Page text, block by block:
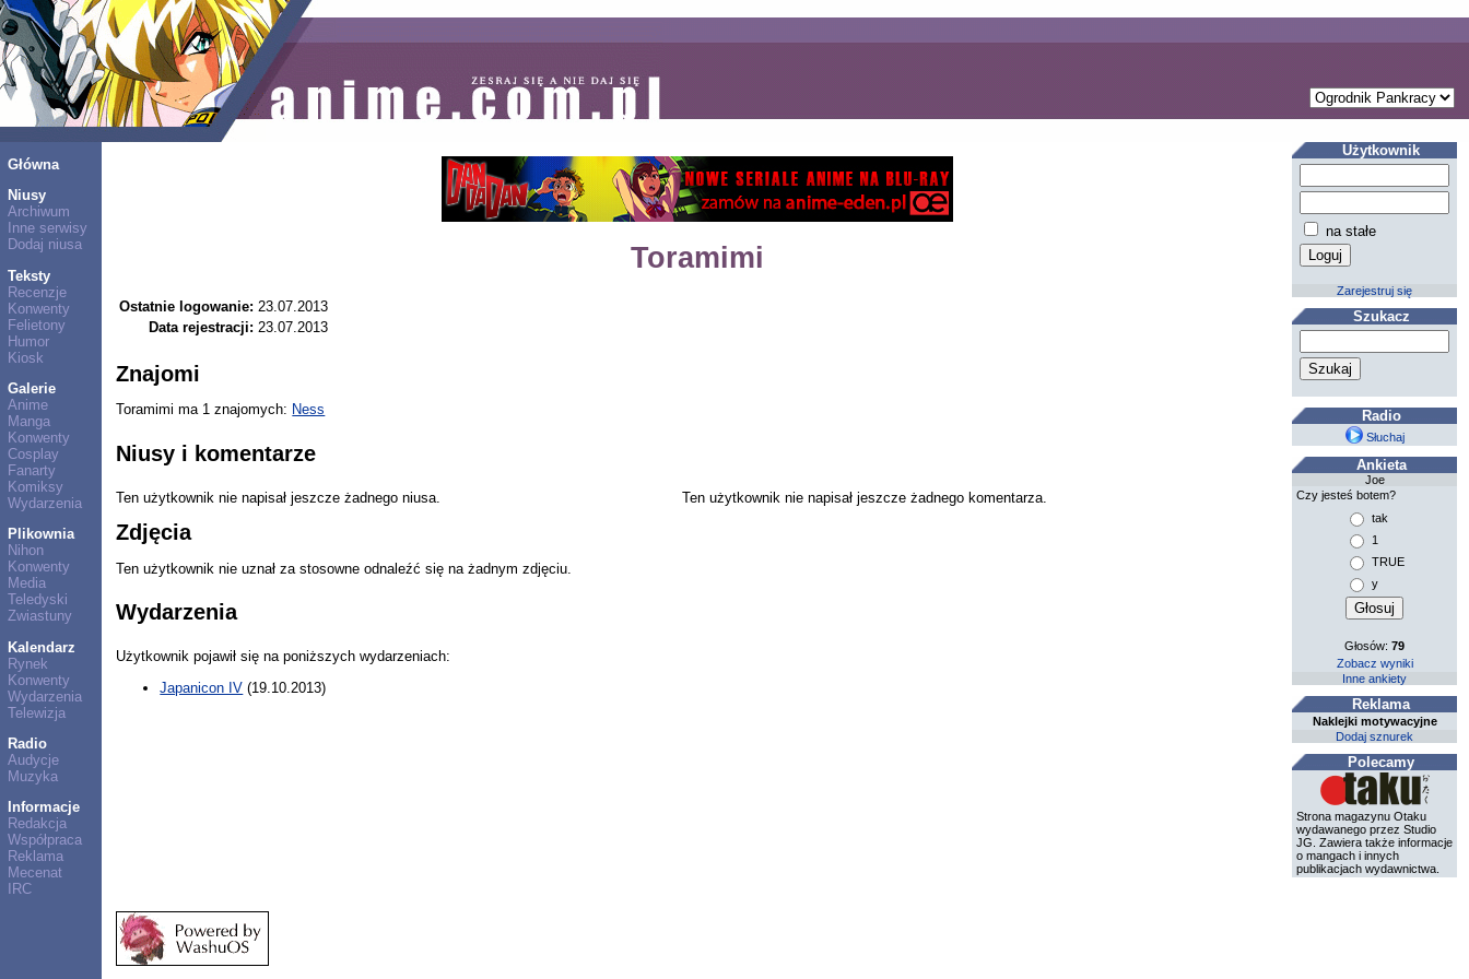
Główna
Niusy
Archiwum
Inne serwisy
Dodaj niusa
Teksty
Recenzje
Konwenty
Felietony
Humor
Kiosk
Galerie
Anime
Manga
Konwenty
Cosplay
Fanarty
Komiksy
Wydarzenia
Plikownia
Nihon
Konwenty
Media
Teledyski
Zwiastuny
Kalendarz
Rynek
Konwenty
Wydarzenia
Telewizja
Radio
Audycje
Muzyka
Informacje
Redakcja
Współpraca
Reklama
Mecenat
IRC
Toramimi
Ostatnie logowanie: 23.07.2013
Data rejestracji: 23.07.2013
Znajomi
Toramimi ma 1 znajomych: Ness
Niusy i komentarze
Ten użytkownik nie napisał jeszcze żadnego niusa. Ten użytkownik nie napisał jeszcze żadnego komentarza.
Zdjęcia
Ten użytkownik nie uznał za stosowne odnaleźć się na żadnym zdjęciu.
Wydarzenia
Użytkownik pojawił się na poniższych wydarzeniach:
Japanicon IV (19.10.2013)
Użytkownik
na stałe
Zarejestruj się
Szukacz
Radio
Słuchaj
Ankieta
Joe
Czy jesteś botem?
tak
1
TRUE
y
Głosów:79
Zobacz wyniki
Inne ankiety
Reklama
Naklejki motywacyjne
Dodaj sznurek
Polecamy
Strona magazynu Otaku
wydawanego przez Studio
JG. Zawiera także informacje
o mangach i innych
publikacjach wydawnictwa.